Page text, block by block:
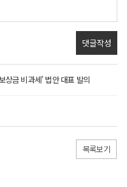
상금 비과세' 법안 대표 발의
목록보기